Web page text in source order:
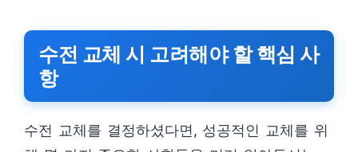
수전 교체 시 고려해야 할 핵심 사
항
수전 교체를 결정하셨다면, 성공적인 교체를 위